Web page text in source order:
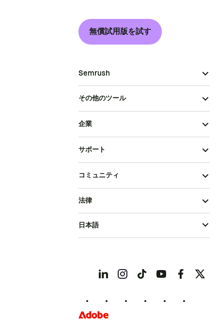
無償試用版を試す
Semrush
その他のツール
企業
サポート
コミュニティ
法律
日本語